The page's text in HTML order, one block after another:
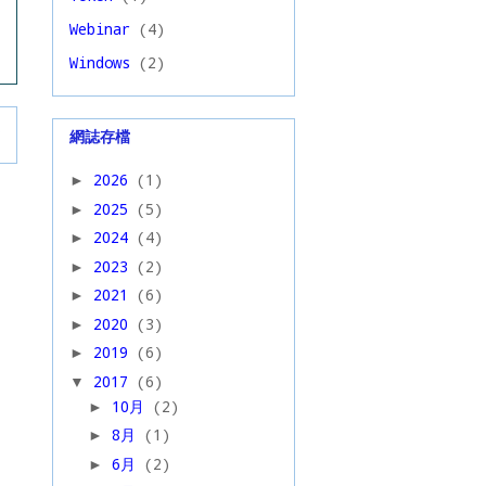
Webinar (4)
Windows (2)
網誌存檔
► 2026 (1)
► 2025 (5)
► 2024 (4)
► 2023 (2)
► 2021 (6)
► 2020 (3)
► 2019 (6)
▼ 2017 (6)
► 10月 (2)
► 8月 (1)
► 6月 (2)